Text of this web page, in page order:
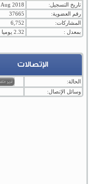
تاريخ التسجيل:
Aug 2018
رقم العضوية:
37665
المشاركات:
6,752
بمعدل :
2.32 يوميا
الإتصالات
الحالة:
وسائل الإتصال: